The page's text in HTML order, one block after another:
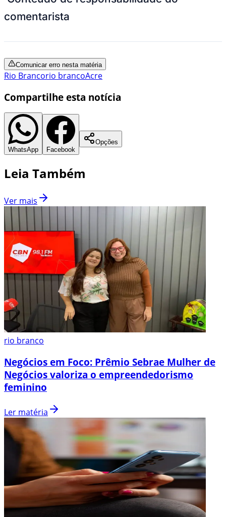
comentarista
Comunicar erro nesta matéria
Rio Brancorio brancoAcre
Compartilhe esta notícia
WhatsApp Facebook
Opções
Leia Também
Ver mais
rio branco
Negócios em Foco: Prêmio Sebrae Mulher de
Negócios valoriza o empreendedorismo
feminino
Ler matéria